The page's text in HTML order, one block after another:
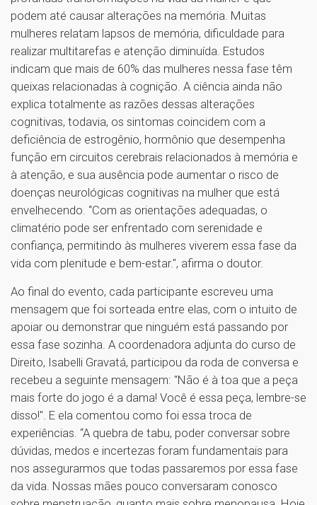
podem até causar alterações na memória. Muitas
mulheres relatam lapsos de memória, dificuldade para
realizar multitarefas e atenção diminuída. Estudos
indicam que mais de 60% das mulheres nessa fase têm
queixas relacionadas à cognição. A ciência ainda não
explica totalmente as razões dessas alterações
cognitivas, todavia, os sintomas coincidem com a
deficiência de estrogênio, hormônio que desempenha
função em circuitos cerebrais relacionados à memória e
à atenção, e sua ausência pode aumentar o risco de
doenças neurológicas cognitivas na mulher que está
envelhecendo. “Com as orientações adequadas, o
climatério pode ser enfrentado com serenidade e
confiança, permitindo às mulheres viverem essa fase da
vida com plenitude e bem-estar.", afirma o doutor.
Ao final do evento, cada participante escreveu uma
mensagem que foi sorteada entre elas, com o intuito de
apoiar ou demonstrar que ninguém está passando por
essa fase sozinha. A coordenadora adjunta do curso de
Direito, Isabelli Gravatá, participou da roda de conversa e
recebeu a seguinte mensagem: "Não é à toa que a peça
mais forte do jogo é a dama! Você é essa peça, lembre-se
disso!". E ela comentou como foi essa troca de
experiências. “A quebra de tabu, poder conversar sobre
dúvidas, medos e incertezas foram fundamentais para
nos assegurarmos que todas passaremos por essa fase
da vida. Nossas mães pouco conversaram conosco